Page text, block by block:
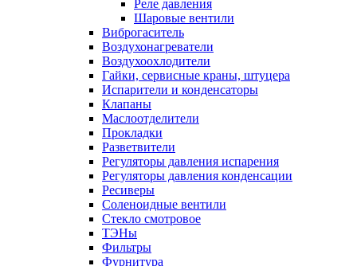
Реле давления
Шаровые вентили
Виброгаситель
Воздухонагреватели
Воздухоохлодители
Гайки, сервисные краны, штуцера
Испарители и конденсаторы
Клапаны
Маслоотделители
Прокладки
Разветвители
Регуляторы давления испарения
Регуляторы давления конденсации
Ресиверы
Соленоидные вентили
Стекло смотровое
ТЭНы
Фильтры
Фурнитура